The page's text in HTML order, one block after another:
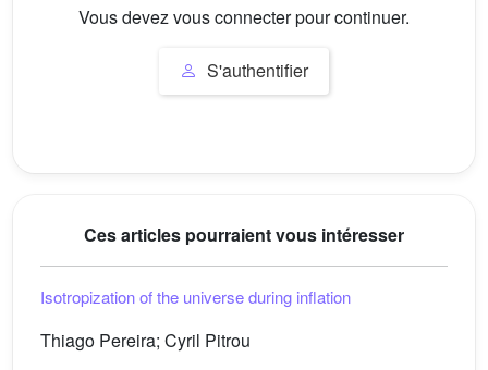
Vous devez vous connecter pour continuer.
S'authentifier
Ces articles pourraient vous intéresser
Isotropization of the universe during inflation
Thiago Pereira; Cyril Pitrou